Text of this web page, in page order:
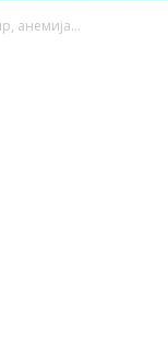
анемија…